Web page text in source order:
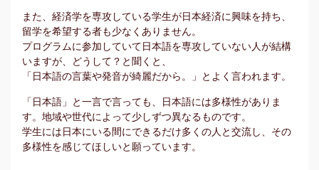
また、経済学を専攻している学生が日本経済に興味を持ち、
留学を希望する者も少なくありません。
プログラムに参加していて日本語を専攻していない人が結構
いますが、どうして？と聞くと、
「日本語の言葉や発音が綺麗だから。」とよく言われます。
「日本語」と一言で言っても、日本語には多様性がありま
す。地域や世代によって少しずつ異なるものです。
学生には日本にいる間にできるだけ多くの人と交流し、その
多様性を感じてほしいと願っています。